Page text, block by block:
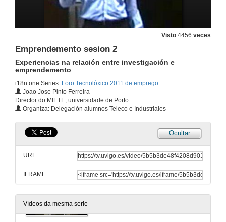
Visto 4456 veces
Emprendemento sesion 2
Experiencias na relación entre investigación e
emprendemento
i18n.one.Series: Foro Tecnolóxico 2011 de emprego
Joao Jose Pinto Ferreira
Director do MIETE, universidade de Porto
Organiza: Delegación alumnos Teleco e Industriales
Ocultar
URL:
IFRAME:
Vídeos da mesma serie
Presentacion da empresa EGATEL
Intervencion Miguel Martinez
21 de mar. de 2011
Presentacion da empresa EGATEL
Quenda de preguntas
21 de mar. de 2011
Presentación do Seminario de Emprendemento
Emprender: da idea ó negocio
21 de mar. de 2011
Emprendimiento sesion 1